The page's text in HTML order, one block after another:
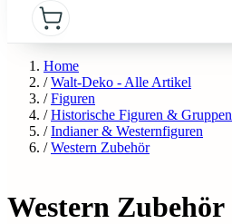
Home
/ Walt-Deko - Alle Artikel
/ Figuren
/ Historische Figuren & Gruppen
/ Indianer & Westernfiguren
/ Western Zubehör
Western Zubehör